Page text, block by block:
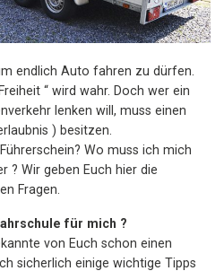
endlich Auto fahren zu dürfen.
“ wird wahr. Doch wer ein
lenken will, muss einen
) besitzen.
Wo muss ich mich
? Wir geben Euch hier die
Fragen.
für mich ?
von Euch schon einen
sicherlich einige wichtige Tipps